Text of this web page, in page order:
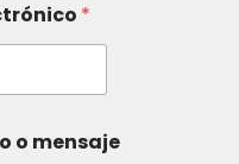
*
o mensaje